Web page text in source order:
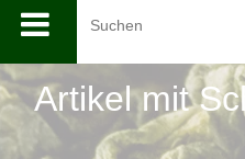
Artikel mit